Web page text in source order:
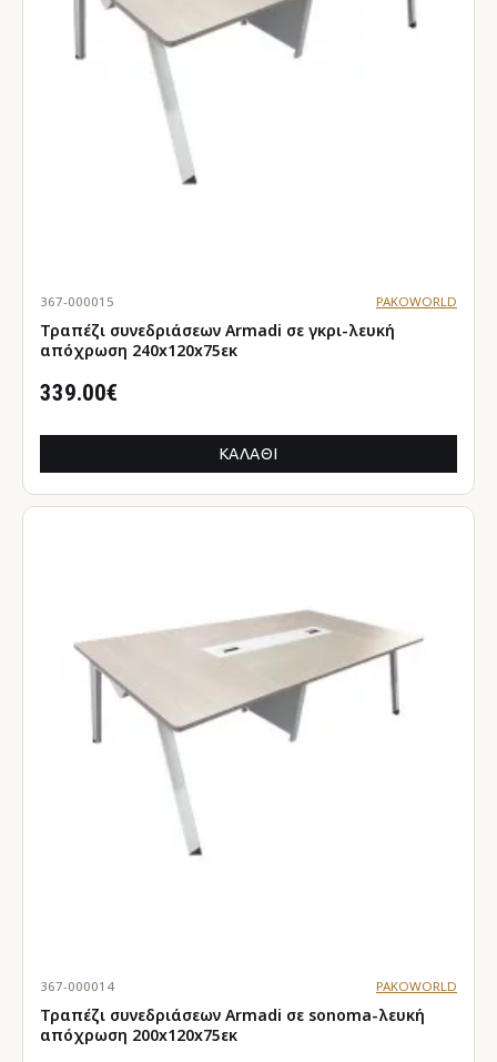
367-000015 PAKOWORLD
Τραπέζι συνεδριάσεων Armadi σε γκρι-λευκή
απόχρωση 240x120x75εκ
339.00€
ΚΑΛΆΘΙ
367-000014 PAKOWORLD
Τραπέζι συνεδριάσεων Armadi σε sonoma-λευκή
απόχρωση 200x120x75εκ